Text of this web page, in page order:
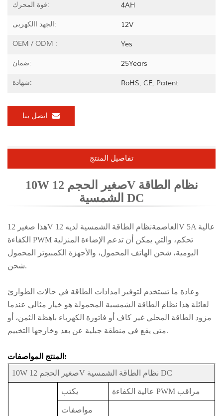
قوة المحرك: 4AH
الجهد االكهربى: 12V
OEM / ODM : Yes
ضمان: 25Years
شهادة: RoHS, CE, Patent
اتصل بنا
تفاصيل المنتج
10W صغير الحجم 12V نظام الطاقة
الشمسية DC
هذا صغير 12V العاصمة
نظام الطاقة الشمسية لديه 12V 5A عالية
الكفاءة PWM تحكم، والتي يمكن أن تدعم الإضاءة المنزلية
اليومية، شحن الهاتف المحمول، والأجهزة الكمبيوتر المحمول
شحن.
وعادة ما تستخدم لتوفير امدادات الطاقة في حالات الطوارئ
لعائلة هذا نظام الطاقة الشمسية المحمولة هو خيار مثالي عندما
مزود الطاقة المحلي غير كاف أو فاتورة الكهرباء باهظة الثمن، أو
متى يقع في منطقة جبلية عن بعد وخارجها التخييم.
المنتج المواصفات:
10W صغير الحجم 12V نظام الطاقة الشمسية DC
يكتب عالية الكفاءة PWM مراقب
مواصفات